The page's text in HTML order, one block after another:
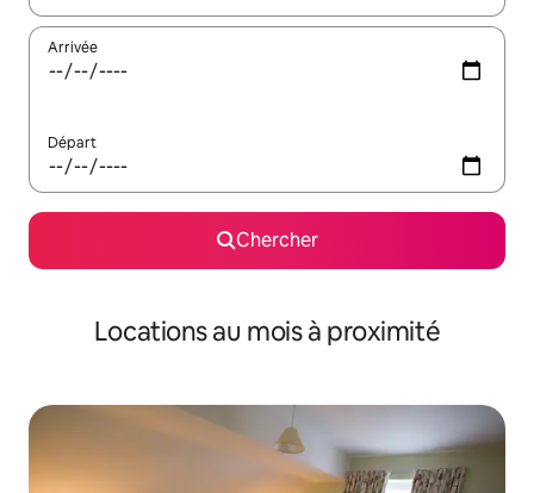
Arrivée
Départ
Chercher
Locations au mois à proximité